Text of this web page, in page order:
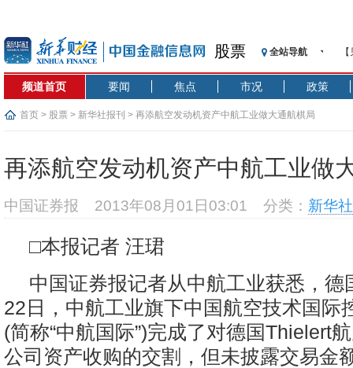
股票 全站导航
记
央
沥
频道首页 要闻 焦点 市况 政策
首页 > 股票 > 新华社报刊 > 再添航空发动机资产中航工业做大通航棋局
再添航空发动机资产中航工业做
中国证券报 2013年08月01日03:01 分类： 新华
□本报记者 汪珺
中国证券报记者从中航工业获悉，德
22日，中航工业旗下中国航空技术国际
(简称“中航国际”)完成了对德国Thielert
公司资产收购的交割，但未披露交易金